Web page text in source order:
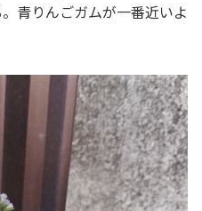
青りんごガムが一番近いよ